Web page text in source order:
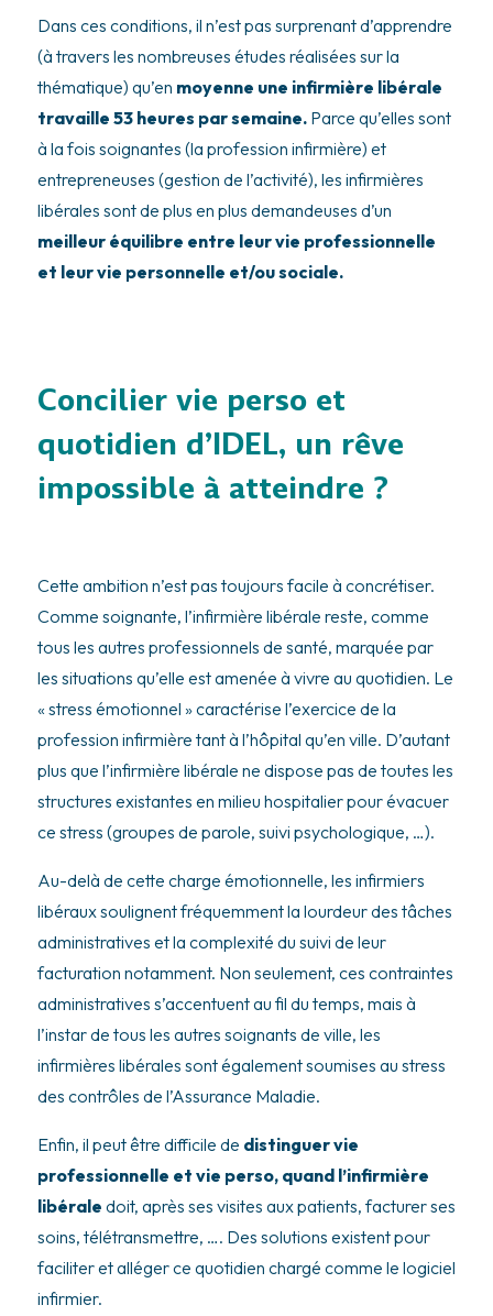
Dans ces conditions, il n’est pas surprenant d’apprendre
(à travers les nombreuses études réalisées sur la
thématique) qu’en moyenne une infirmière libérale
travaille 53 heures par semaine.Parce qu’elles sont
à la fois soignantes (la profession infirmière) et
entrepreneuses (gestion de l’activité), les infirmières
libérales sont de plus en plus demandeuses d’un
meilleur équilibre entre leur vie professionnelle
et leur vie personnelle et/ou sociale.
Concilier vie perso et
quotidien d’IDEL, un rêve
impossible à atteindre ?
Cette ambition n’est pas toujours facile à concrétiser.
Comme soignante, l’infirmière libérale reste, comme
tous les autres professionnels de santé, marquée par
les situations qu’elle est amenée à vivre au quotidien. Le
« stress émotionnel » caractérise l’exercice de la
profession infirmière tant à l’hôpital qu’en ville. D’autant
plus que l’infirmière libérale ne dispose pas de toutes les
structures existantes en milieu hospitalier pour évacuer
ce stress (groupes de parole, suivi psychologique, …).
Au-delà de cette charge émotionnelle, les infirmiers
libéraux soulignent fréquemment la lourdeur des tâches
administratives et la complexité du suivi de leur
facturation notamment. Non seulement, ces contraintes
administratives s’accentuent au fil du temps, mais à
l’instar de tous les autres soignants de ville, les
infirmières libérales sont également soumises au stress
des contrôles de l’Assurance Maladie.
Enfin, il peut être difficile de distinguer vie
professionnelle et vie perso, quand l’infirmière
libérale doit, après ses visites aux patients, facturer ses
soins, télétransmettre, …. Des solutions existent pour
faciliter et alléger ce quotidien chargé comme le logiciel
infirmier.